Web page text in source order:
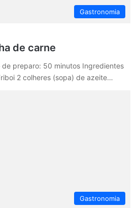
Gastronomia
de carne
de preparo: 50 minutos Ingredientes
2 colheres (sopa) de azeite…
Gastronomia